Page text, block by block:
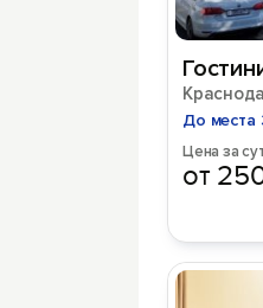
До места
Цена за
от